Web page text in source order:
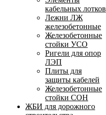
кабельных лотков
Лежни ЛЖ
железобетонные
Железобетонные
стойки УСО
Ригели для опор
ЛЭП
Плиты для
защиты кабелей
Железобетонные
стойки СОН
ЖБИ для дорожного